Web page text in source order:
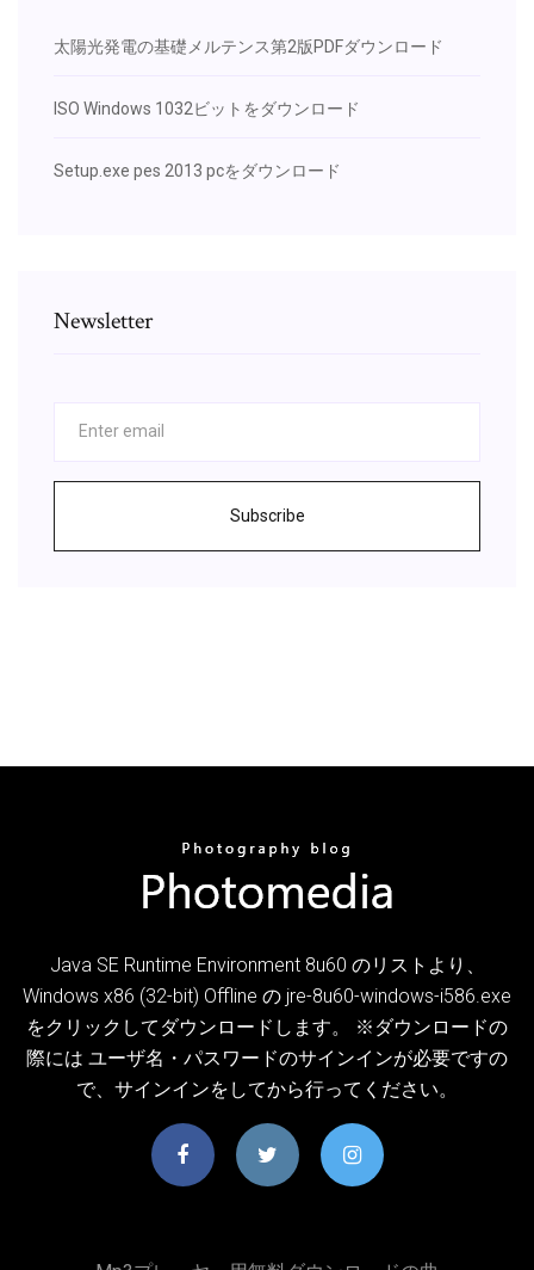
太陽光発電の基礎メルテンス第2版PDFダウンロード
ISO Windows 1032ビットをダウンロード
Setup.exe pes 2013 pcをダウンロード
Newsletter
Subscribe
Java SE Runtime Environment 8u60 のリストより、
Windows x86 (32-bit) Offline の jre-8u60-windows-i586.exe
をクリックしてダウンロードします。 ※ダウンロードの
際には ユーザ名・パスワードのサインインが必要ですの
で、サインインをしてから行ってください。